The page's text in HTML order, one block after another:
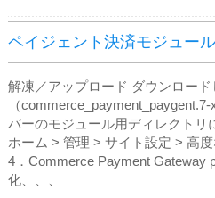
ペイジェント決済モジュー
解凍／アップロード ダウンロー
（
バーのモジュール用ディレクトリ
ホーム > 管理 > サイト設定 > 高
4．Commerce Payment Gateway
化、、、